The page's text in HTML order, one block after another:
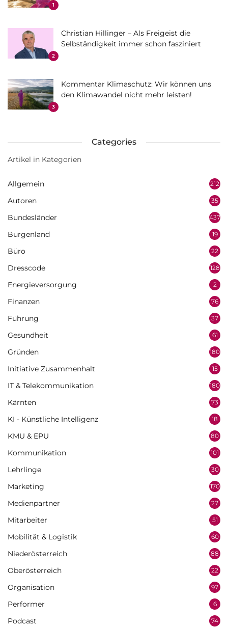
1
2
Christian Hillinger – Als Freigeist die
Selbständigkeit immer schon fasziniert
3
Kommentar Klimaschutz: Wir können uns
den Klimawandel nicht mehr leisten!
Categories
Artikel in Kategorien
Allgemein 212
Autoren 35
Bundesländer 437
Burgenland 19
Büro 22
Dresscode 128
Energieversorgung 2
Finanzen 76
Führung 37
Gesundheit 61
Gründen 180
Initiative Zusammenhalt 15
IT & Telekommunikation 180
Kärnten 73
KI - Künstliche Intelligenz 18
KMU & EPU 80
Kommunikation 101
Lehrlinge 30
Marketing 170
Medienpartner 27
Mitarbeiter 51
Mobilität & Logistik 60
Niederösterreich 88
Oberösterreich 22
Organisation 97
Performer 6
Podcast 74